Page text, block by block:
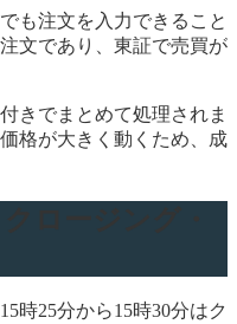
も注文を入力できること
文であり、東証で売買が
きでまとめて処理されま
格が大きく動くため、成
時25分から15時30分はク